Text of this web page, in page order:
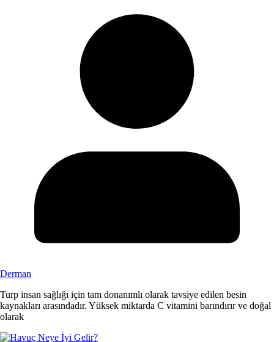
Derman
Turp insan sağlığı için tam donanımlı olarak tavsiye edilen besin
kaynakları arasındadır. Yüksek miktarda C vitamini barındırır ve doğal
olarak